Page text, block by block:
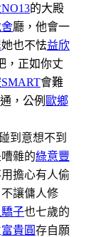
的大殿
廳，他會一
她也不怯益欣
，正如你丈
會難
，公例 歐鄉
到意想不到
雜的綠意豐
擔心有人偷
讓傭人修
子也七歲的
富貴圓存自願